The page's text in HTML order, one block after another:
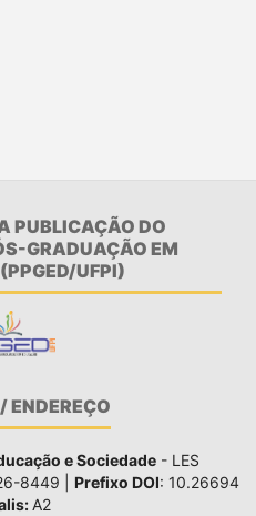
PUBLICAÇÃO DO
GRADUAÇÃO EM
UFPI)
ENDEREÇO
e Sociedade - LES
8449 | Prefixo DOI: 10.26694
A2